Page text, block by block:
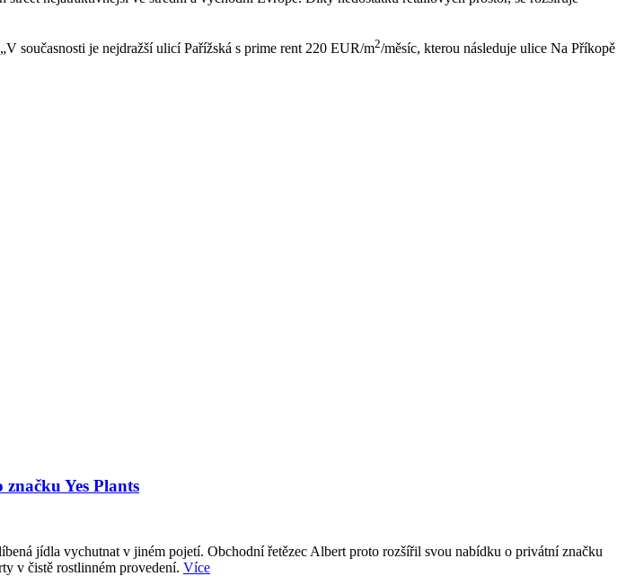
současnosti je nejdražší ulicí Pařížská s prime rent 220 EUR/m2/měsíc, kterou následuje ulice Na Příkopě
Yes Plants
jídla vychutnat v jiném pojetí. Obchodní řetězec Albert proto rozšířil svou nabídku o privátní značku
v čistě rostlinném provedení. Více